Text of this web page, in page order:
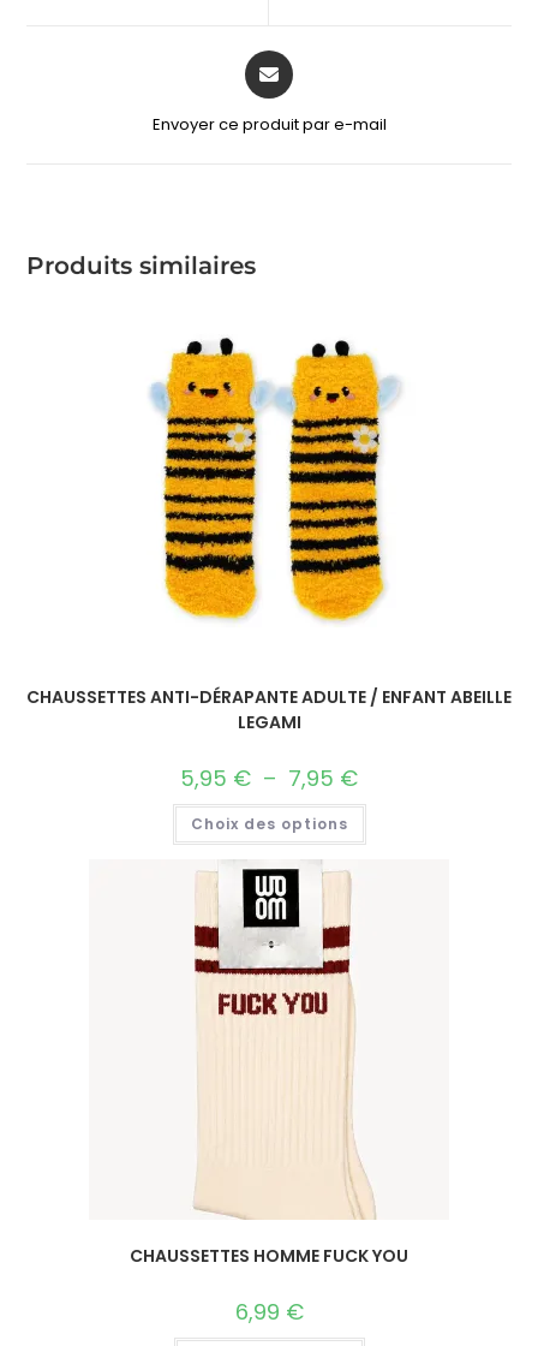
Envoyer ce produit par e-mail
Produits similaires
CHAUSSETTES ANTI-DÉRAPANTE ADULTE / ENFANT ABEILLE
LEGAMI
5,95 € – 7,95 €
Choix des options
CHAUSSETTES HOMME FUCK YOU
6,99 €